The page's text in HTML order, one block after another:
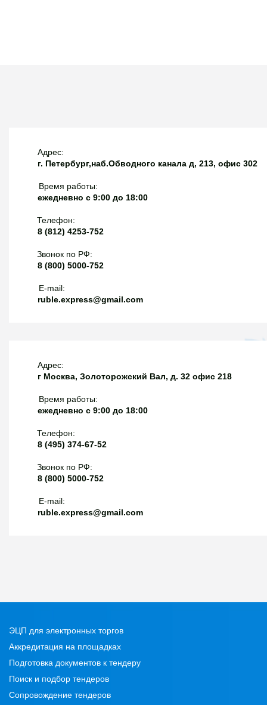
Адрес:
г. Петербург,наб.Обводного канала д, 213, офис 302
Время работы:
ежедневно с 9:00 до 18:00
Телефон:
8 (812) 4253-752
Звонок по РФ:
8 (800) 5000-752
E-mail:
ruble.express@gmail.com
Адрес:
г Москва, Золоторожский Вал, д. 32 офис 218
Время работы:
ежедневно с 9:00 до 18:00
Телефон:
8 (495) 374-67-52
Звонок по РФ:
8 (800) 5000-752
E-mail:
ruble.express@gmail.com
ЭЦП для электронных торгов
Аккредитация на площадках
Подготовка документов к тендеру
Поиск и подбор тендеров
Сопровождение тендеров